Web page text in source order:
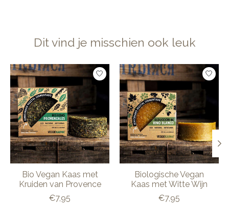
Dit vind je misschien ook leuk
Items van productcarrousel
Bio Vegan Kaas met
Kruiden van Provence
€7,95
Biologische Vegan
Kaas met Witte Wijn
€7,95